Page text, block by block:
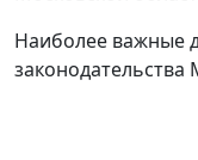
Наиболее важные
законодательства